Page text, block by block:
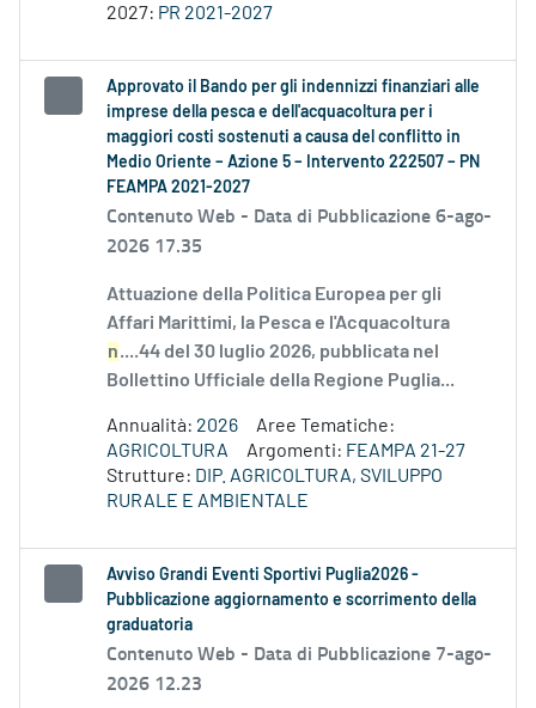
2027: PR 2021-2027
Approvato il Bando per gli indennizzi finanziari alle
imprese della pesca e dell'acquacoltura per i
maggiori costi sostenuti a causa del conflitto in
Medio Oriente – Azione 5 – Intervento 222507 – PN
FEAMPA 2021-2027
Contenuto Web - Data di Pubblicazione 6-ago-
2026 17.35
Attuazione della Politica Europea per gli
Affari Marittimi, la Pesca e l'Acquacoltura
n....44 del 30 luglio 2026, pubblicata nel
Bollettino Ufficiale della Regione Puglia...
Annualità: 2026
Aree Tematiche:
AGRICOLTURA
Argomenti: FEAMPA 21-27
Strutture: DIP. AGRICOLTURA, SVILUPPO
RURALE E AMBIENTALE
Avviso Grandi Eventi Sportivi Puglia2026 -
Pubblicazione aggiornamento e scorrimento della
graduatoria
Contenuto Web - Data di Pubblicazione 7-ago-
2026 12.23